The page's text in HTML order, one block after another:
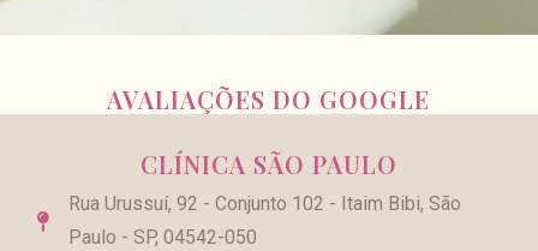
AVALIAÇÕES DO GOOGLE
CLÍNICA SÃO PAULO
Rua Urussuí, 92 - Conjunto 102 - Itaim Bibi, São
Paulo - SP, 04542-050